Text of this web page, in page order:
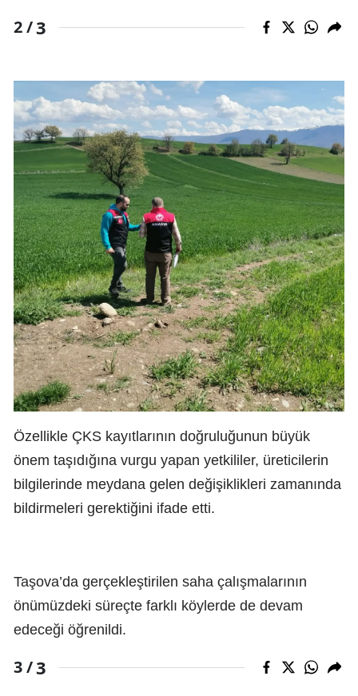
2 /3
Özellikle ÇKS kayıtlarının doğruluğunun büyük
önem taşıdığına vurgu yapan yetkililer, üreticilerin
bilgilerinde meydana gelen değişiklikleri zamanında
bildirmeleri gerektiğini ifade etti.
Taşova’da gerçekleştirilen saha çalışmalarının
önümüzdeki süreçte farklı köylerde de devam
edeceği öğrenildi.
3 /3